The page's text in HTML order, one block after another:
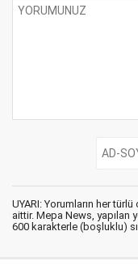
UYARI: Yorumların her
aittir. Mepa News, yapılan
600 karakterle (boşluklu)